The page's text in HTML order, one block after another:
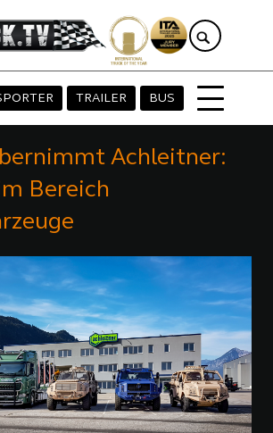
TRAILER BUS
Achleitner:
Bereich